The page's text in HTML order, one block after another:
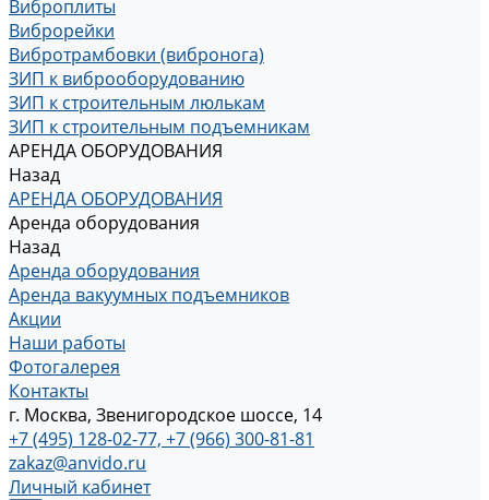
Виброплиты
Виброрейки
Вибротрамбовки (вибронога)
ЗИП к виброоборудованию
ЗИП к строительным люлькам
ЗИП к строительным подъемникам
АРЕНДА ОБОРУДОВАНИЯ
Назад
АРЕНДА ОБОРУДОВАНИЯ
Аренда оборудования
Назад
Аренда оборудования
Аренда вакуумных подъемников
Акции
Наши работы
Фотогалерея
Контакты
г. Москва, Звенигородское шоссе, 14
+7 (495) 128-02-77, +7 (966) 300-81-81
zakaz@anvido.ru
Личный кабинет